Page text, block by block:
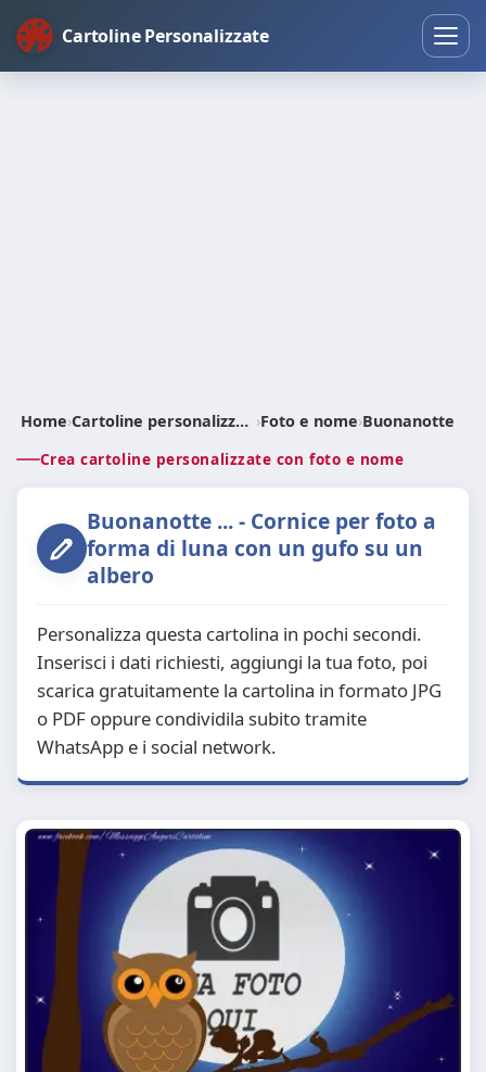
Cartoline Personalizzate
Home› Cartoline personalizzate ›Foto e nome›Buonanotte
Crea cartoline personalizzate con foto e nome
Buonanotte ... - Cornice per foto a
forma di luna con un gufo su un
albero
Personalizza questa cartolina in pochi secondi.
Inserisci i dati richiesti, aggiungi la tua foto, poi
scarica gratuitamente la cartolina in formato JPG
o PDF oppure condividila subito tramite
WhatsApp e i social network.